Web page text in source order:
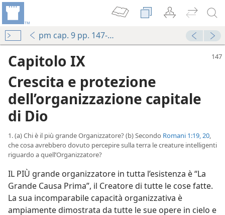
pm cap. 9 pp. 147-174
Capitolo IX
Crescita e protezione
dell’organizzazione capitale
di Dio
1. (a) Chi è il più grande Organizzatore? (b) Secondo Romani 1:19, 20,
che cosa avrebbero dovuto percepire sulla terra le creature intelligenti
riguardo a quell’Organizzatore?
IL PIÙ grande organizzatore in tutta l’esistenza è “La
Grande Causa Prima”, il Creatore di tutte le cose fatte.
La sua incomparabile capacità organizzativa è
ampiamente dimostrata da tutte le sue opere in cielo e